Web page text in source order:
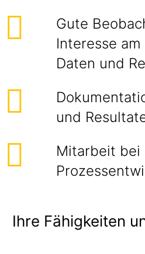
Gute
Interesse
Daten und
und
Mitarbeit bei
Ihre Fähigkeiten